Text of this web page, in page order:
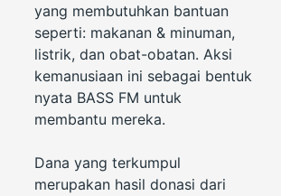
yang membutuhkan bantuan
seperti: makanan & minuman,
listrik, dan obat-obatan. Aksi
kemanusiaan ini sebagai bentuk
nyata BASS FM untuk
membantu mereka.
Dana yang terkumpul
merupakan hasil donasi dari